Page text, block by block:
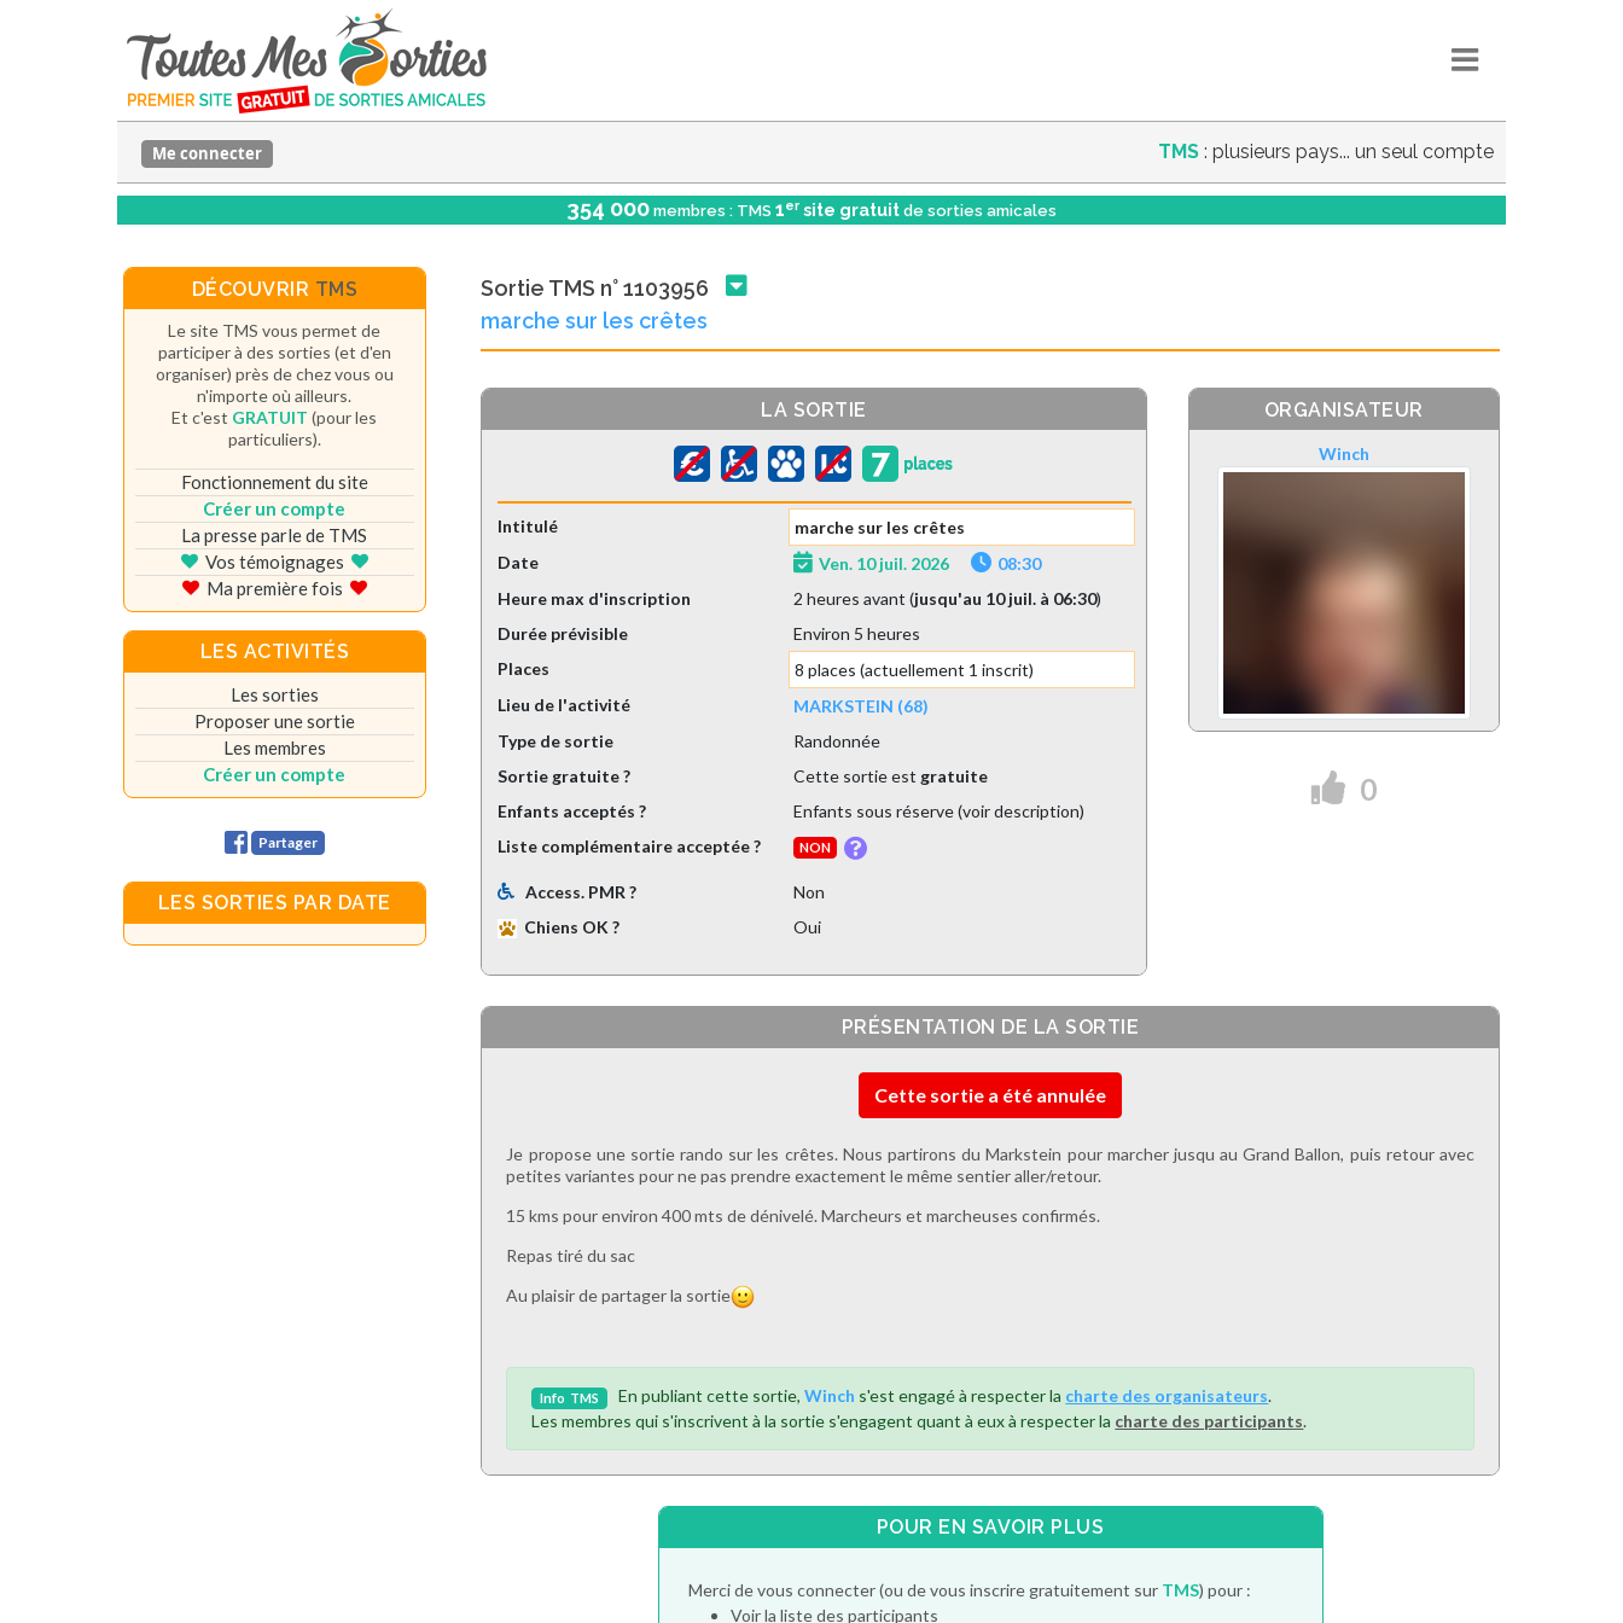
TMS : plusieurs pays... un seul compte
Me connecter
354 000 membres : TMS 1er site gratuit de sorties amicales
Sortie TMS n° 1103956
marche sur les crêtes
LA SORTIE
Intitulé
marche sur les crêtes
Date
Ven. 10 juil. 2026
08:30
Heure max d'inscription
2 heures avant (jusqu'au 10 juil. à 06:30)
Durée prévisible
Environ 5 heures
Places
8 places (actuellement 1 inscrit)
Lieu de l'activité
MARKSTEIN (68)
Type de sortie
Randonnée
Sortie gratuite ?
Cette sortie est gratuite
Enfants acceptés ?
Enfants sous réserve (voir description)
Liste complémentaire acceptée ?
NON
Access. PMR ?
Non
Chiens OK ?
Oui
ORGANISATEUR
Winch
0
PRÉSENTATION DE LA SORTIE
Cette sortie a été annulée
Je propose une sortie rando sur les crêtes. Nous partirons du Markstein pour marcher jusqu au Grand Ballon, puis retour avec
petites variantes pour ne pas prendre exactement le même sentier aller/retour.
15 kms pour environ 400 mts de dénivelé. Marcheurs et marcheuses confirmés.
Repas tiré du sac
Au plaisir de partager la sortie
Info TMS En publiant cette sortie,Winch s'est engagé à respecter la charte des organisateurs.
Les membres qui s'inscrivent à la sortie s'engagent quant à eux à respecter la charte des participants.
POUR EN SAVOIR PLUS
Merci de vous connecter (ou de vous inscrire gratuitement sur TMS) pour :
Voir la liste des participants
DÉCOUVRIR TMS
Le site TMS vous permet de
participer à des sorties (et d'en
organiser) près de chez vous ou
n'importe où ailleurs.
Et c'est GRATUIT (pour les
particuliers).
Fonctionnement du site
Créer un compte
La presse parle de TMS
Vos témoignages
Ma première fois
LES ACTIVITÉS
Les sorties
Proposer une sortie
Les membres
Créer un compte
Partager
LES SORTIES PAR DATE